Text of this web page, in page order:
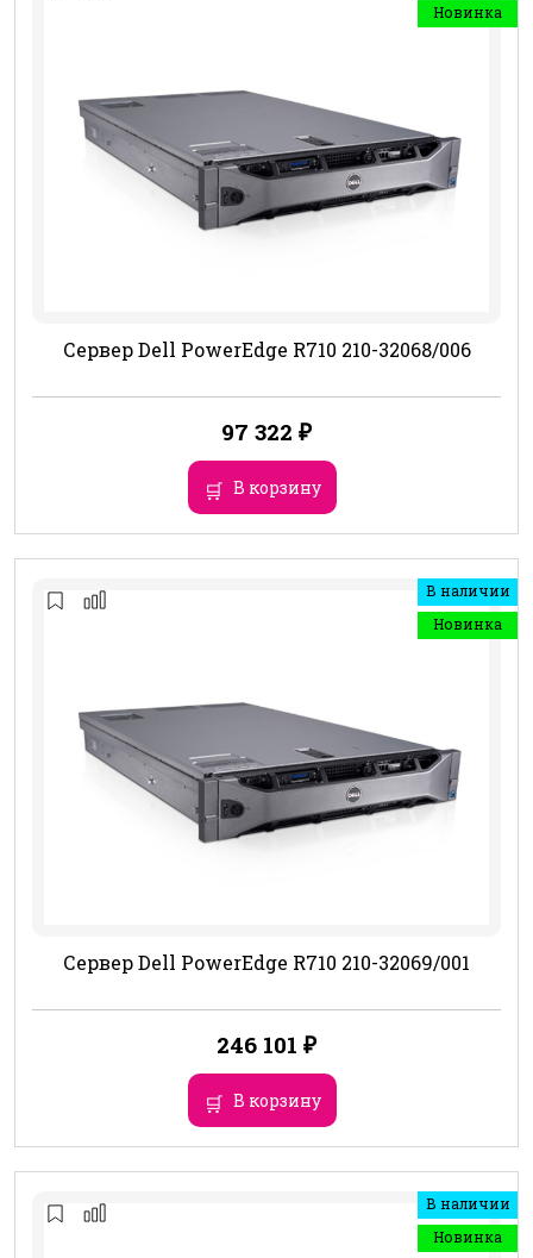
Новинка
Сервер Dell PowerEdge R710 210-32068/006
97 322 ₽
В корзину
В наличии
Новинка
Сервер Dell PowerEdge R710 210-32069/001
246 101 ₽
В корзину
В наличии
Новинка